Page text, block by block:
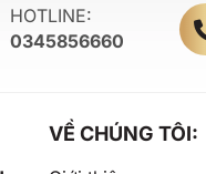
HOTLINE:
0345856660
VỀ CHÚNG TÔI: